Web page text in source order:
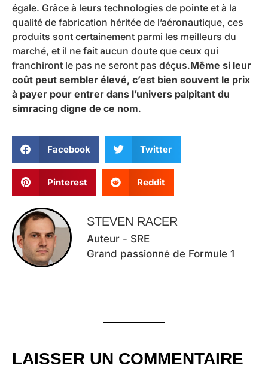
égale. Grâce à leurs technologies de pointe et à la
qualité de fabrication héritée de l’aéronautique, ces
produits sont certainement parmi les meilleurs du
marché, et il ne fait aucun doute que ceux qui
franchiront le pas ne seront pas déçus.Même si leur
coût peut sembler élevé, c’est bien souvent le prix
à payer pour entrer dans l’univers palpitant du
simracing digne de ce nom.
Facebook Twitter
Pinterest Reddit
STEVEN RACER
Auteur - SRE
Grand passionné de Formule 1
LAISSER UN COMMENTAIRE